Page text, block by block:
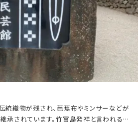
統織物が残され、芭蕉布やミンサーなどが
承されています。竹富島発祥と言われるミ
の細帯